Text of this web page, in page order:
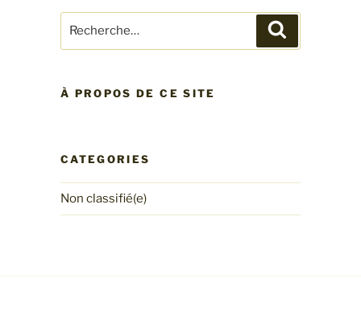
pour
À PROPOS DE CE SITE
CATEGORIES
Non classifié(e)